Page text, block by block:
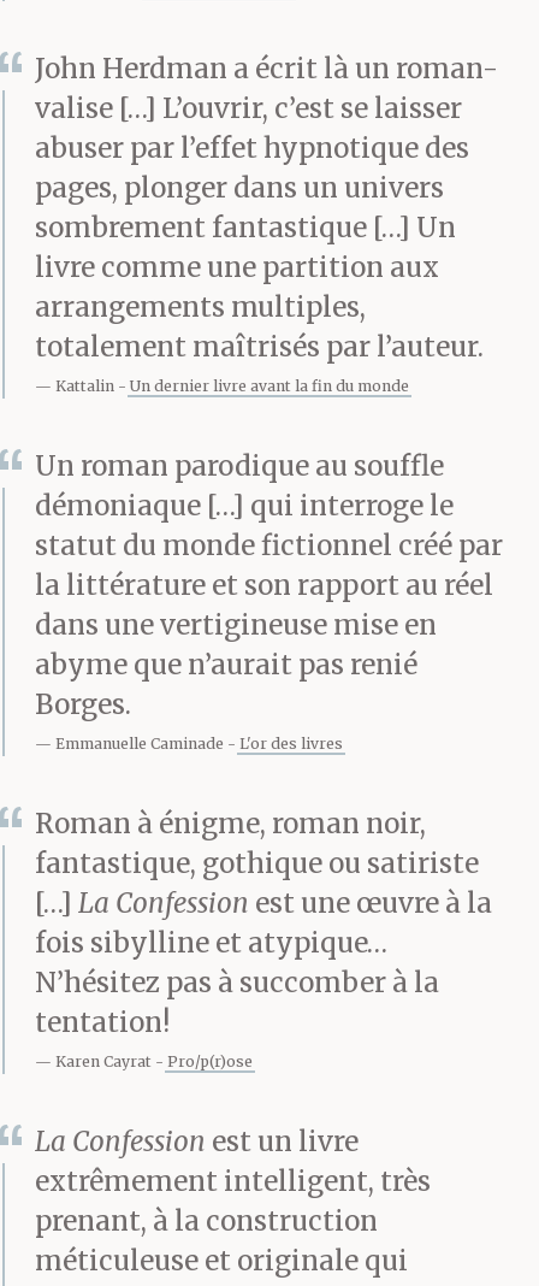
résolu et indifférent aux
flatteries. Puis, sans
l’avoir cherché, vous
vous retrouvez en
charge d’une chronique
dans un journal ; au
début, elle semble
d’esprit mais, au bout
de quelques mois, tout
le monde trouve qu’elle
a perdu son intérêt,
qu’elle est devenue
terne et anodine.
à relire une anthologie
de poésie
contemporaine. Si les
choses tournent mal, il
est fort possible que
un recueil de limericks
obscènes ou que vous
corrigiez un manuel de
John Herdman a écrit là un roman-
valise […] L’ouvrir, c’est se laisser
abuser par l’effet hypnotique des
pages, plonger dans un univers
sombrement fantastique […] Un
livre comme une partition aux
arrangements multiples,
totalement maîtrisés par l’auteur.
Kattalin Un dernier livre avant la fin du monde
Un roman parodique au souffle
démoniaque […] qui interroge le
statut du monde fictionnel créé par
la littérature et son rapport au réel
dans une vertigineuse mise en
abyme que n’aurait pas renié
Borges.
Emmanuelle Caminade L'or des livres
Roman à énigme, roman noir,
fantastique, gothique ou satiriste
[…] La Confession est une œuvre à la
fois sibylline et atypique…
N’hésitez pas à succomber à la
tentation!
Karen Cayrat Pro/p(r)ose
La Confession est un livre
extrêmement intelligent, très
prenant, à la construction
méticuleuse et originale qui